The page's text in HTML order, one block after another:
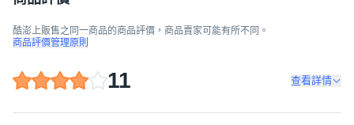
酷澎上販售之同一商品的商品評價，商品賣家可能有所不同。
商品評價管理原則
11 查看詳情